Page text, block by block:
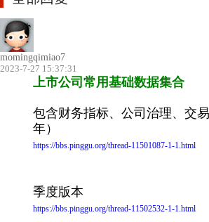
momingqimiao7
2023-7-27 15:37:31
上市公司常用基础数据集合
包含财务指标、公司治理、交
年）
https://bbs.pinggu.org/thread-11501087-1-1.html
季度版本
https://bbs.pinggu.org/thread-11502532-1-1.html